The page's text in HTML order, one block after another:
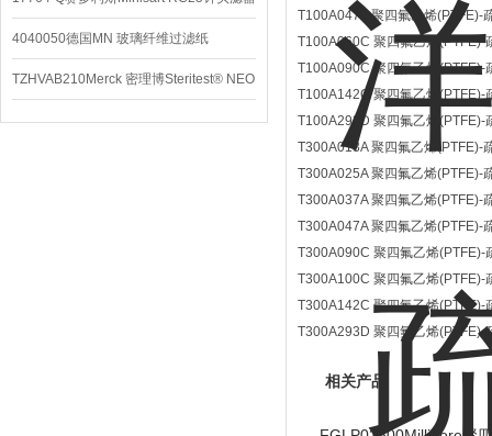
4040050德国MN 玻璃纤维过滤纸
TZHVAB210Merck 密理博Steritest® NEO
设备
T100A047A 聚四氟乙烯(PTFE)-
T100A060C 聚四氟乙烯(PTFE)-
T100A090C 聚四氟乙烯(PTFE)-
T100A142C 聚四氟乙烯(PTFE)-
T100A293D 聚四氟乙烯(PTFE)-
T300A013A 聚四氟乙烯(PTFE)-
T300A025A 聚四氟乙烯(PTFE)-
T300A037A 聚四氟乙烯(PTFE)-
T300A047A 聚四氟乙烯(PTFE)-
T300A090C 聚四氟乙烯(PTFE)-
T300A100C 聚四氟乙烯(PTFE)-
T300A142C 聚四氟乙烯(PTFE)-
T300A293D 聚四氟乙烯(PTFE)-
相关产品